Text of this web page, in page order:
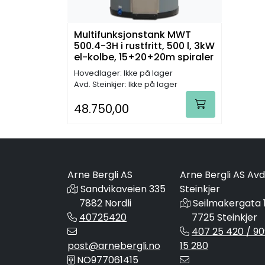
Multifunksjonstank MWT
500.4-3H i rustfritt, 500 l, 3kW
el-kolbe, 15+20+20m spiraler
Hovedlager: Ikke på lager
Avd. Steinkjer: Ikke på lager
48.750,00
Arne Bergli AS
Sandvikaveien 335
7882 Nordli
40725420
post@arnebergli.no
NO977061415
Arne Bergli AS Avd
Steinkjer
Seilmakergata
7725 Steinkjer
407 25 420 /
15 280